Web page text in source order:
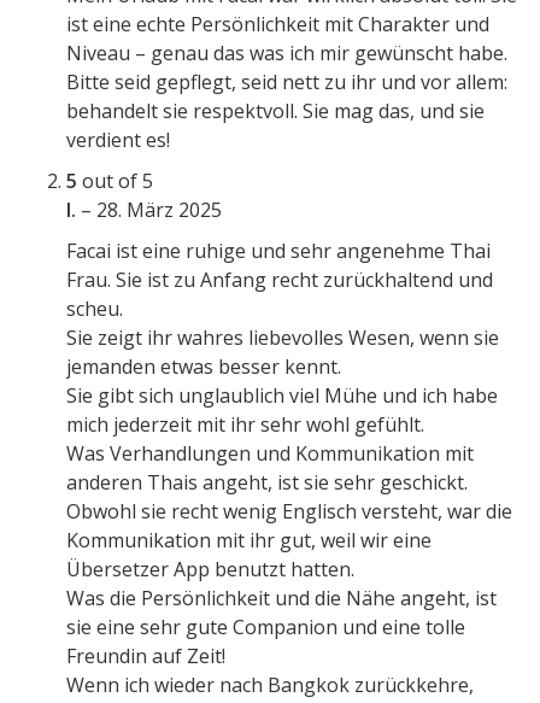
ist eine echte Persönlichkeit mit Charakter und
Niveau – genau das was ich mir gewünscht habe.
Bitte seid gepflegt, seid nett zu ihr und vor allem:
behandelt sie respektvoll. Sie mag das, und sie
verdient es!
5 out of 5
I. – 28. März 2025
Facai ist eine ruhige und sehr angenehme Thai
Frau. Sie ist zu Anfang recht zurückhaltend und
scheu.
Sie zeigt ihr wahres liebevolles Wesen, wenn sie
jemanden etwas besser kennt.
Sie gibt sich unglaublich viel Mühe und ich habe
mich jederzeit mit ihr sehr wohl gefühlt.
Was Verhandlungen und Kommunikation mit
anderen Thais angeht, ist sie sehr geschickt.
Obwohl sie recht wenig Englisch versteht, war die
Kommunikation mit ihr gut, weil wir eine
Übersetzer App benutzt hatten.
Was die Persönlichkeit und die Nähe angeht, ist
sie eine sehr gute Companion und eine tolle
Freundin auf Zeit!
Wenn ich wieder nach Bangkok zurückkehre,